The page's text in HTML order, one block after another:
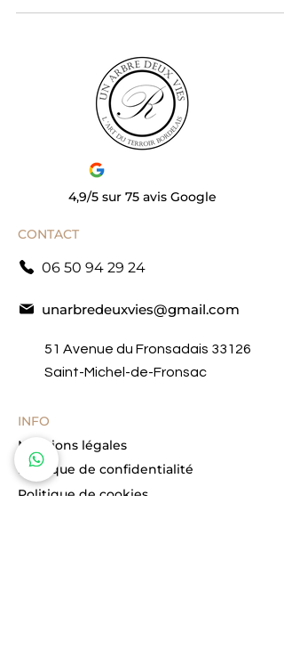
4,9/5 sur 75 avis Google
CONTACT
06 50 94 29 24
unarbredeuxvies@gmail.com
51 Avenue du Fronsadais 33126
Saint-Michel-de-Fronsac
INFO
Mentions légales
Politique de confidentialité
Politique de cookies